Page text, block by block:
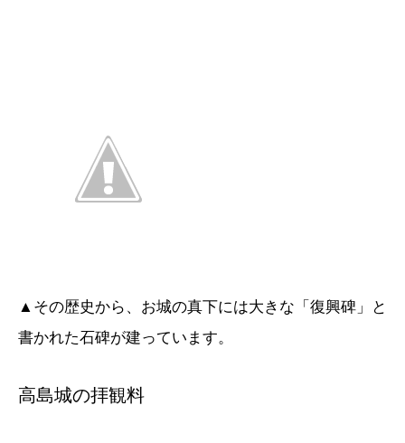
▲その歴史から、お城の真下には大きな「復興碑」と
書かれた石碑が建っています。
高島城の拝観料